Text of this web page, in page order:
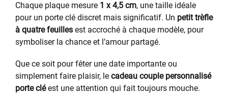
Chaque plaque mesure 1 x 4,5 cm, une taille idéale
pour un porte clé discret mais significatif. Un petit trèfle
à quatre feuilles est accroché à chaque modèle, pour
symboliser la chance et l’amour partagé.
Que ce soit pour fêter une date importante ou
simplement faire plaisir, le cadeau couple personnalisé
porte cléest une attention qui fait toujours mouche.